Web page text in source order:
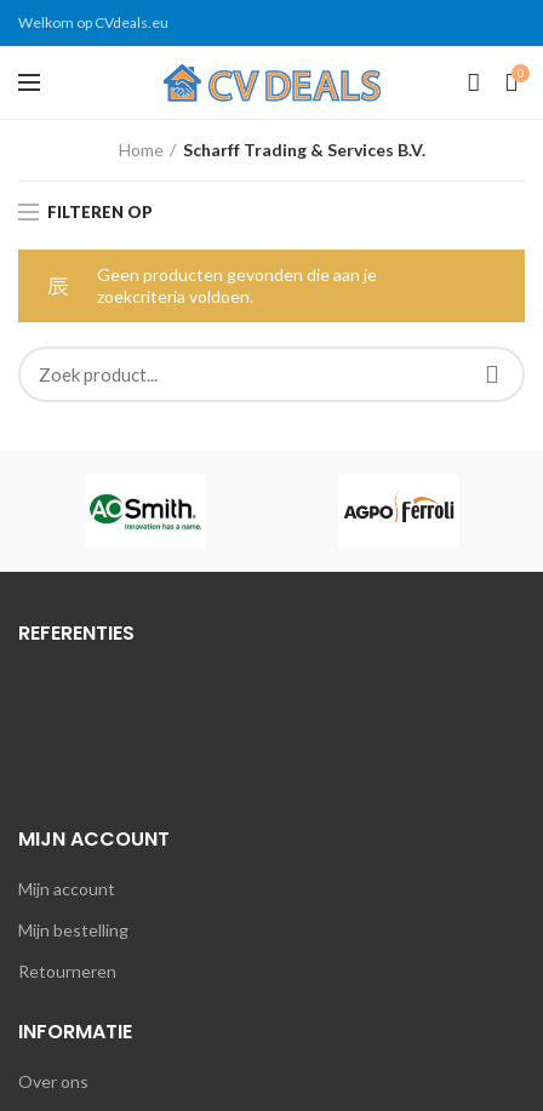
Welkom op CVdeals.eu
0
Home Scharff Trading & Services B.V.
FILTEREN OP
Geen producten gevonden die aan je
zoekcriteria voldoen.
REFERENTIES
MIJN ACCOUNT
Mijn account
Mijn bestelling
Retourneren
INFORMATIE
Over ons